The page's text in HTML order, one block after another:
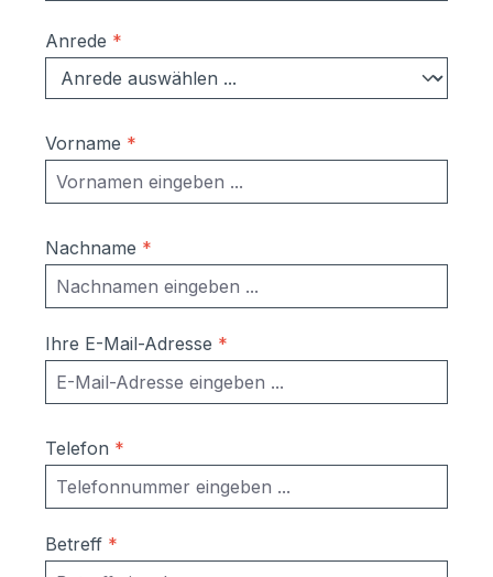
Anrede *
Vorname *
Nachname *
Ihre E-Mail-Adresse *
Telefon *
Betreff *